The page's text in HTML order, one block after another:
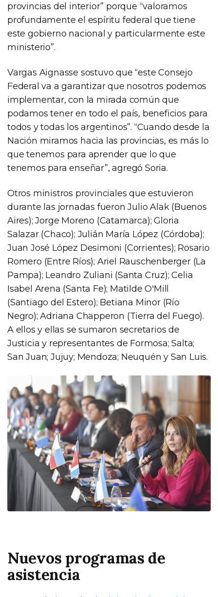
provincias del interior” porque “valoramos
profundamente el espíritu federal que tiene
este gobierno nacional y particularmente este
ministerio”.
Vargas Aignasse sostuvo que “este Consejo
Federal va a garantizar que nosotros podemos
implementar, con la mirada común que
podamos tener en todo el país, beneficios para
todos y todas los argentinos”. “Cuando desde la
Nación miramos hacia las provincias, es más lo
que tenemos para aprender que lo que
tenemos para enseñar”, agregó Soria.
Otros ministros provinciales que estuvieron
durante las jornadas fueron Julio Alak (Buenos
Aires); Jorge Moreno (Catamarca); Gloria
Salazar (Chaco); Julián María López (Córdoba);
Juan José López Desimoni (Corrientes); Rosario
Romero (Entre Ríos); Ariel Rauschenberger (La
Pampa); Leandro Zuliani (Santa Cruz); Celia
Isabel Arena (Santa Fe); Matilde O'Mill
(Santiago del Estero); Betiana Minor (Río
Negro); Adriana Chapperon (Tierra del Fuego).
A ellos y ellas se sumaron secretarios de
Justicia y representantes de Formosa; Salta;
San Juan; Jujuy; Mendoza; Neuquén y San Luis.
Nuevos programas de
asistencia